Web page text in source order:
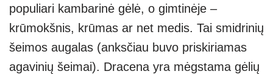
populiari kambarinė gėlė, o gimtinėje –
krūmokšnis, krūmas ar net medis. Tai smidrinių
šeimos augalas (anksčiau buvo priskiriamas
agavinių šeimai). Dracena yra mėgstama gėlių